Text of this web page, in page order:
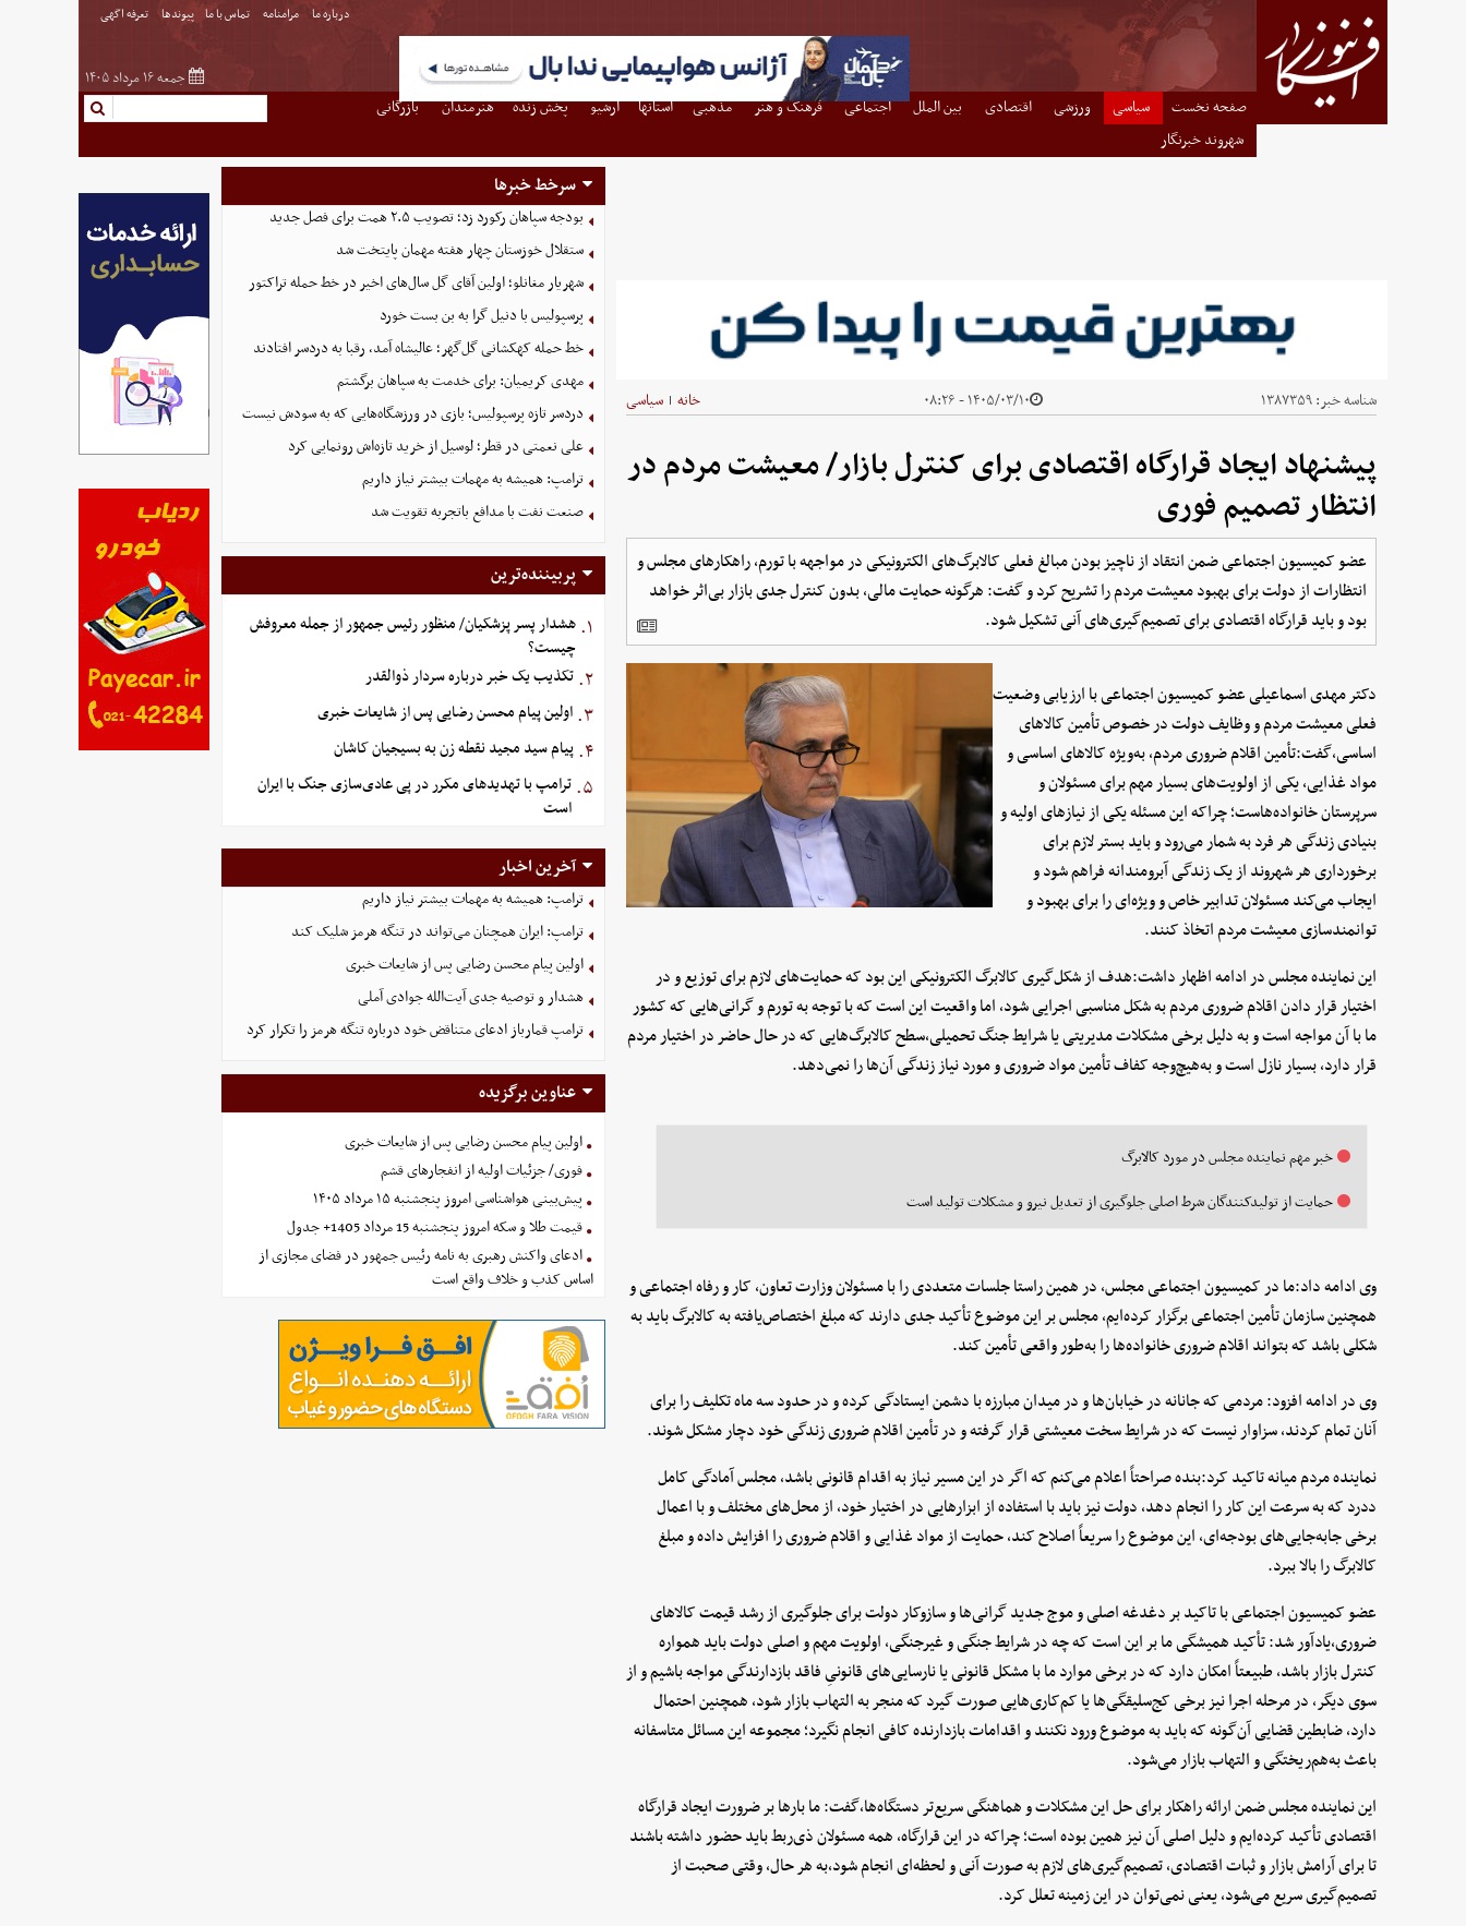
درباره ما مرامنامه تماس با ما پیوندها تعرفه اگهی
جمعه ۱۶ مرداد ۱۴۰۵
صفحه نخست سیاسی ورزشی اقتصادی بین الملل اجتماعی فرهنگ و هنر مذهبی استانها آرشیو پخش زنده هنرمندان
بازرگانی
شهروند خبرنگار
شناسه خبر:۱۳۸۷۳۵۹ ۱۴۰۵/۰۳/۱۰ - ۰۸:۲۶ خانه | سیاسی
پیشنهاد ایجاد قرارگاه اقتصادی برای کنترل بازار/ معیشت مردم در
انتظار تصمیم فوری
عضو کمیسیون اجتماعی ضمن انتقاد از ناچیز بودن مبالغ فعلی کالابرگ‌های الکترونیکی در مواجهه با تورم، راهکارهای مجلس و
انتظارات از دولت برای بهبود معیشت مردم را تشریح کرد و گفت: هرگونه حمایت مالی، بدون کنترل جدی بازار بی‌اثر خواهد
بود و باید قرارگاه اقتصادی برای تصمیم‌گیری‌های آنی تشکیل شود.
دکتر مهدی اسماعیلی عضو کمیسیون اجتماعی با ارزیابی وضعیت
فعلی معیشت مردم و وظایف دولت در خصوص تأمین کالاهای
اساسی،گفت:تأمین اقلام ضروری مردم، به‌ویژه کالاهای اساسی و
مواد غذایی، یکی از اولویت‌های بسیار مهم برای مسئولان و
سرپرستان خانواده‌هاست؛ چراکه این مسئله یکی از نیازهای اولیه و
بنیادی زندگی هر فرد به شمار می‌رود و باید بستر لازم برای
برخورداری هر شهروند از یک زندگی آبرومندانه فراهم شود و
ایجاب می‌کند مسئولان تدابیر خاص و ویژه‌ای را برای بهبود و
توانمندسازی معیشت مردم اتخاذ کنند.
این نماینده مجلس در ادامه اظهار داشت:هدف از شکل‌گیری کالابرگ الکترونیکی این بود که حمایت‌های لازم برای توزیع و در
اختیار قرار دادن اقلام ضروری مردم به شکل مناسبی اجرایی شود، اما واقعیت این است که با توجه به تورم و گرانی‌هایی که کشور
ما با آن مواجه است و به دلیل برخی مشکلات مدیریتی یا شرایط جنگ تحمیلی،سطح کالابرگ‌هایی که در حال حاضر در اختیار مردم
قرار دارد، بسیار نازل است و به‌هیچ‌وجه کفاف تأمین مواد ضروری و مورد نیاز زندگی آن‌ها را نمی‌دهد.
خبر مهم نماینده مجلس در مورد کالابرگ
حمایت از تولیدکنندگان شرط اصلی جلوگیری از تعدیل نیرو و مشکلات تولید است
وی ادامه داد:ما در کمیسیون اجتماعی مجلس، در همین راستا جلسات متعددی را با مسئولان وزارت تعاون، کار و رفاه اجتماعی و
همچنین سازمان تأمین اجتماعی برگزار کرده‌ایم، مجلس بر این موضوع تأکید جدی دارند که مبلغ اختصاص‌یافته به کالابرگ باید به
شکلی باشد که بتواند اقلام ضروری خانواده‌ها را به‌طور واقعی تأمین کند.
وی در ادامه افزود: مردمی که جانانه در خیابان‌ها و در میدان مبارزه با دشمن ایستادگی کرده‌ و در حدود سه ماه تکلیف را برای
آنان تمام کردند، سزاوار نیست که در شرایط سخت معیشتی قرار گرفته و در تأمین اقلام ضروری زندگی خود دچار مشکل شوند.
نماینده مردم میانه تاکید کرد:بنده صراحتاً اعلام می‌کنم که اگر در این مسیر نیاز به اقدام قانونی باشد، مجلس آمادگی کامل
ددرد که به سرعت این کار را انجام دهد، دولت نیز باید با استفاده از ابزارهایی در اختیار خود، از محل‌های مختلف و با اعمال
برخی جابه‌جایی‌های بودجه‌ای، این موضوع را سریعاً اصلاح کند، حمایت از مواد غذایی و اقلام ضروری را افزایش داده و مبلغ
کالابرگ را بالا ببرد.
عضو کمیسیون اجتماعی با تاکید بر دغدغه اصلی و موج جدید گرانی‌ها و سازوکار دولت برای جلوگیری از رشد قیمت کالاهای
ضروری،یادآور شد: تأکید همیشگی ما بر این است که چه در شرایط جنگی و غیرجنگی، اولویت مهم و اصلی دولت باید همواره
کنترل بازار باشد، طبیعتاً امکان دارد که در برخی موارد ما با مشکل قانونی یا نارسایی‌های قانونیِ فاقد بازدارندگی مواجه باشیم و از
سوی دیگر، در مرحله اجرا نیز برخی کج‌سلیقگی‌ها یا کم‌کاری‌هایی صورت گیرد که منجر به التهاب بازار شود، همچنین احتمال
دارد، ضابطین قضایی آن‌گونه که باید به موضوع ورود نکنند و اقدامات بازدارنده کافی انجام نگیرد؛ مجموعه این مسائل متاسفانه
باعث به‌هم‌ریختگی و التهاب بازار می‌شود.
این نماینده مجلس ضمن ارائه راهکار برای حل این مشکلات و هماهنگی سریع‌تر دستگاه‌ها،گفت: ما بارها بر ضرورت ایجاد قرارگاه
اقتصادی تأکید کرده‌ایم و دلیل اصلی آن نیز همین بوده است؛ چراکه در این قرارگاه، همه مسئولان ذی‌ربط باید حضور داشته باشند
تا برای آرامش بازار و ثبات اقتصادی، تصمیم‌گیری‌های لازم به صورت آنی و لحظه‌ای انجام شود،به هر حال، وقتی صحبت از
تصمیم‌گیری سریع می‌شود، یعنی نمی‌توان در این زمینه تعلل کرد.
سرخط خبرها
بودجه سپاهان رکورد زد؛ تصویب ۲.۵ همت برای فصل جدید
ستقلال خوزستان چهار هفته مهمان پایتخت شد
شهریار مغانلو؛ اولین آقای گل سال‌های اخیر در خط حمله تراکتور
پرسپولیس با دنیل گرا به بن بست خورد
خط حمله کهکشانی گل‌گهر؛ عالیشاه آمد، رقبا به دردسر افتادند
مهدی کریمیان: برای خدمت به سپاهان برگشتم
دردسر تازه پرسپولیس؛ بازی در ورزشگاه‌هایی که به سودش نیست
علی نعمتی در قطر؛ لوسیل از خرید تازه‌اش رونمایی کرد
ترامپ: همیشه به مهمات بیشتر نیاز داریم
صنعت نفت با مدافع باتجربه تقویت شد
پربیننده‌ترین
۱. هشدار پسر پزشکیان/ منظور رئیس جمهور از جمله معروفش
چیست؟
۲. تکذیب یک خبر درباره سردار ذوالقدر
۳. اولین پیام محسن رضایی پس از شایعات خبری
۴. پیام سید مجید نقطه زن به بسیجیان کاشان
۵. ترامپ با تهدیدهای مکرر در پی عادی‌سازی جنگ با ایران
است
آخرین اخبار
ترامپ: همیشه به مهمات بیشتر نیاز داریم
ترامپ: ایران همچنان می‌تواند در تنگه هرمز شلیک کند
اولین پیام محسن رضایی پس از شایعات خبری
هشدار و توصیه جدی آیت‌الله جوادی آملی
ترامپ قمارباز ادعای متناقض خود درباره تنگه هرمز را تکرار کرد
عناوین برگزیده
اولین پیام محسن رضایی پس از شایعات خبری
فوری/ جزئیات اولیه از انفجارهای قشم
پیش‌بینی هواشناسی امروز پنجشنبه ۱۵ مرداد ۱۴۰۵
قیمت طلا و سکه امروز پنجشنبه 15 مرداد 1405+ جدول
ادعای واکنش رهبری به نامه رئیس جمهور در فضای مجازی از
اساس کذب و خلاف واقع است